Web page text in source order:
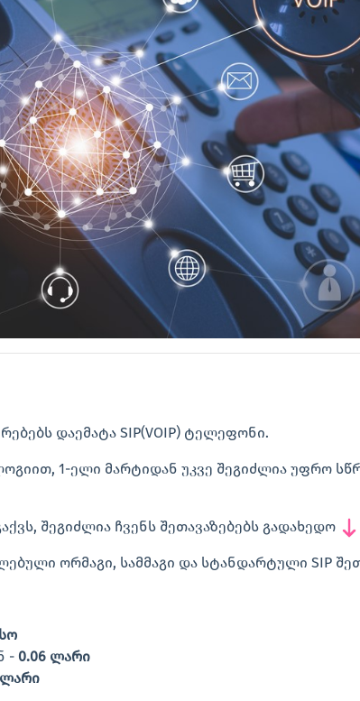
დაემატა SIP(VOIP) ტელეფონი.
1-ელი მარტიდან უკვე შეგიძლია უფრო
შეგიძლია ჩვენს შეთავაზებებს გადახედო
ორმაგი, სამმაგი და სტანდარტული SIP
- 0.06 ლარი
ლარი